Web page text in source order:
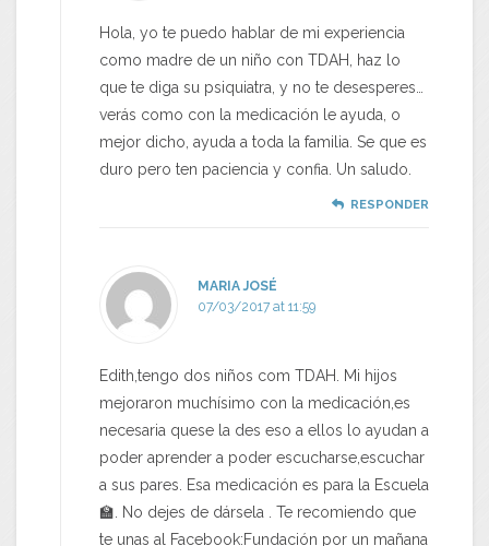
Hola, yo te puedo hablar de mi experiencia
como madre de un niño con TDAH, haz lo
que te diga su psiquiatra, y no te desesperes…
verás como con la medicación le ayuda, o
mejor dicho, ayuda a toda la familia. Se que es
duro pero ten paciencia y confia. Un saludo.
RESPONDER
MARIA JOSÉ
07/03/2017 at 11:59
Edith,tengo dos niños com TDAH. Mi hijos
mejoraron muchísimo con la medicación,es
necesaria quese la des eso a ellos lo ayudan a
poder aprender a poder escucharse,escuchar
a sus pares. Esa medicación es para la Escuela
🏫. No dejes de dársela . Te recomiendo que
te unas al Facebook:Fundación por un mañana